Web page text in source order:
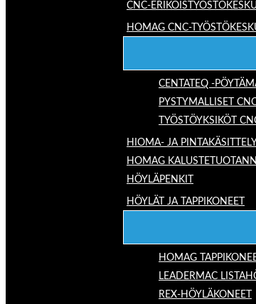
CNC-
HOMAG CNC-
CENTATEQ -
PYSTYMALLISET
TYÖSTÖYKSIKÖT
HIOMA- JA
HOMAG
HÖYLÄPENKIT
HÖYLÄT JA TAPPIKONEET
HOMAG
LEADERMAC
REX-HÖYLÄKONEET